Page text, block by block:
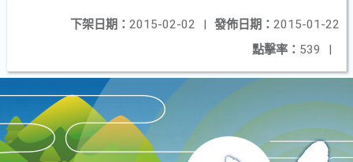
發佈日期： 2015-01-22
下架日期： 2015-02-02
|
點擊率： 539 |